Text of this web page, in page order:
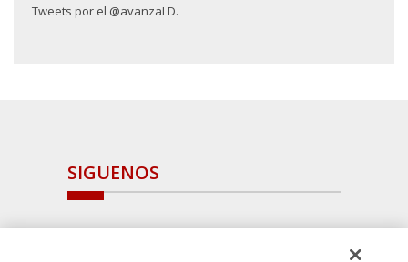
Tweets por el @avanzaLD.
SIGUENOS